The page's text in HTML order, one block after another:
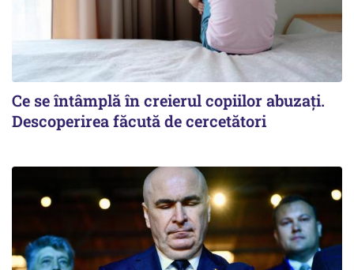
Ce se întâmplă în creierul copiilor abuzați.
Descoperirea făcută de cercetători